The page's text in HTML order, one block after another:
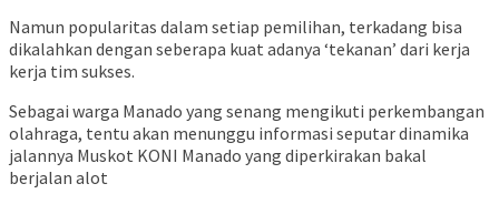
Namun popularitas dalam setiap pemilihan, terkadang bisa
dikalahkan dengan seberapa kuat adanya ‘tekanan’ dari kerja
kerja tim sukses.
Sebagai warga Manado yang senang mengikuti perkembangan
olahraga, tentu akan menunggu informasi seputar dinamika
jalannya Muskot KONI Manado yang diperkirakan bakal
berjalan alot